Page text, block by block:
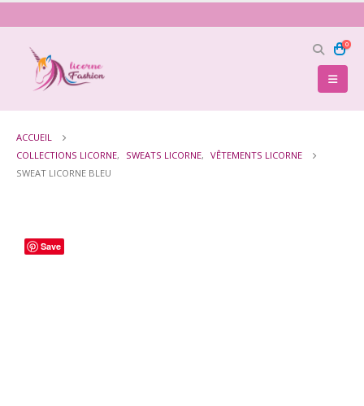
0
ACCUEIL
COLLECTIONS LICORNE, SWEATS LICORNE, VÊTEMENTS LICORNE
SWEAT LICORNE BLEU
Save